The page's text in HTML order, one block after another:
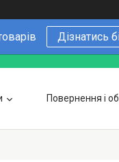
Дізнатись
Повернення і